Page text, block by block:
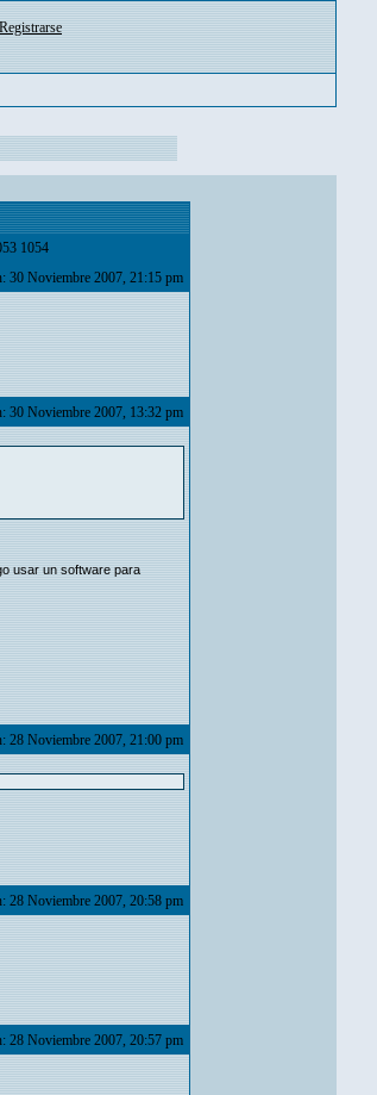
Registrarse
1054
30 Noviembre 2007, 21:15 pm
30 Noviembre 2007, 13:32 pm
usar un software para
28 Noviembre 2007, 21:00 pm
28 Noviembre 2007, 20:58 pm
28 Noviembre 2007, 20:57 pm